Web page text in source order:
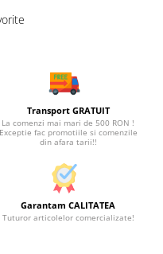
Transport GRATUIT
La comenzi mai mari de 500 RON !
Exceptie fac promotiile si comenzile
din afara tarii!!
Garantam CALITATEA
Tuturor articolelor comercializate!